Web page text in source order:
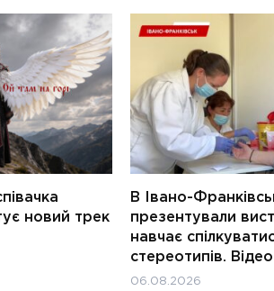
новий трек
В Івано-
презентували
навчає
стереотипів. Відео
06.08.2026